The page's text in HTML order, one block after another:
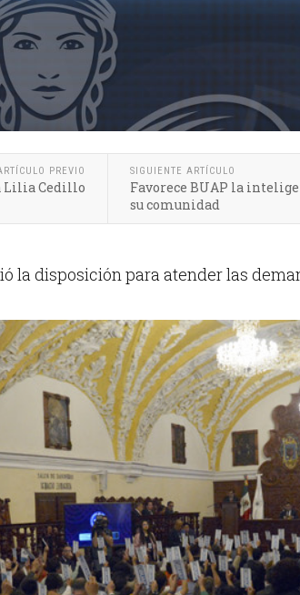
PREVIO
Lilia Cedillo
SIGUIENTE ARTÍCULO
Favorece BUAP la
su comunidad
la disposición para atender las